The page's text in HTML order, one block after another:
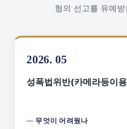
형의 선고를 유예
2026. 05
성폭법위반(카메라등이용
무엇이 어려웠나